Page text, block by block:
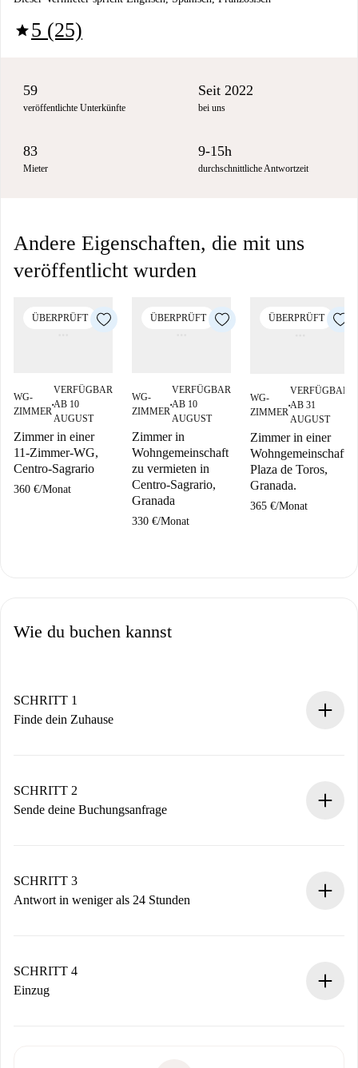
star5 (25)
59
veröffentlichte Unterkünfte
Seit 2022
bei uns
83
Mieter
9-15h
durchschnittliche Antwortzeit
Andere Eigenschaften, die mit uns
veröffentlicht wurden
ÜBERPRÜFT
WG-
ZIMMER
■
VERFÜGBAR
AB 10
AUGUST
Zimmer in einer
11-Zimmer-WG,
Centro-Sagrario
360 €/Monat
ÜBERPRÜFT
WG-
ZIMMER
■
VERFÜGBAR
AB 10
AUGUST
Zimmer in
Wohngemeinschaft
zu vermieten in
Centro-Sagrario,
Granada
330 €/Monat
ÜBERPRÜFT
WG-
ZIMMER
■
VERFÜGBAR
AB 31
AUGUST
Zimmer in einer
Wohngemeinschaft,
Plaza de Toros,
Granada.
365 €/Monat
Wie du buchen kannst
SCHRITT 1
Finde dein Zuhause
Du erhältst alle notwendigen Informationen im Voraus.
SCHRITT 2
Sende deine Buchungsanfrage
Denk daran, dass wir dich erst belasten, wenn der
Vermieter zustimmt.
SCHRITT 3
Antwort in weniger als 24 Stunden
stellen den Kontakt her.
Wenn der Vermieter ablehnen muss, entstehen keine
SCHRITT 4
Einzug